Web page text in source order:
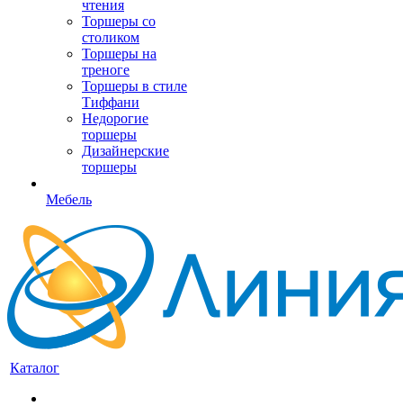
чтения
Торшеры со
столиком
Торшеры на
треноге
Торшеры в стиле
Тиффани
Недорогие
торшеры
Дизайнерские
торшеры
Мебель
Каталог